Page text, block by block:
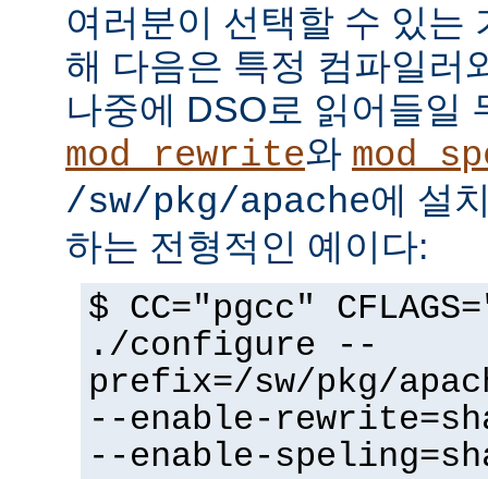
여러분이 선택할 수 있는
해 다음은 특정 컴파일러
나중에 DSO로 읽어들일
mod_rewrite와
/sw/pkg/apache에 설
하는 전형적인 예이다:
$ CC="pgcc"
./configure --
prefix=/sw/pkg/
--enable-
--enable-